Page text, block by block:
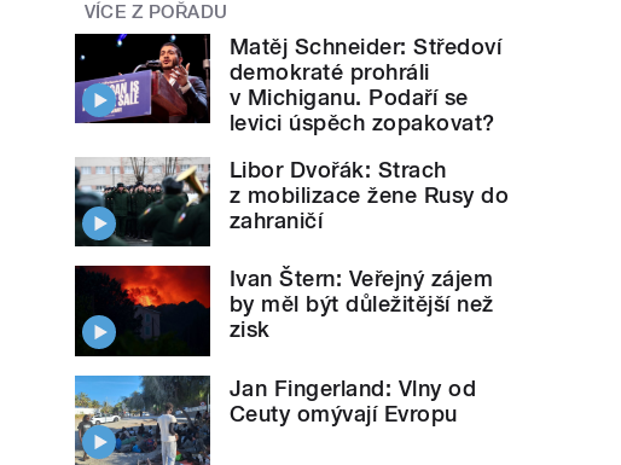
VÍCE Z POŘADU
Matěj Schneider: Středoví
demokraté prohráli
v Michiganu. Podaří se
levici úspěch zopakovat?
Libor Dvořák: Strach
z mobilizace žene Rusy do
zahraničí
Ivan Štern: Veřejný zájem
by měl být důležitější než
zisk
Jan Fingerland: Vlny od
Ceuty omývají Evropu